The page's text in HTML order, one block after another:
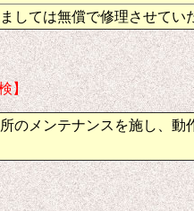
しては無償で修理させてい
】
のメンテナンスを施し、動